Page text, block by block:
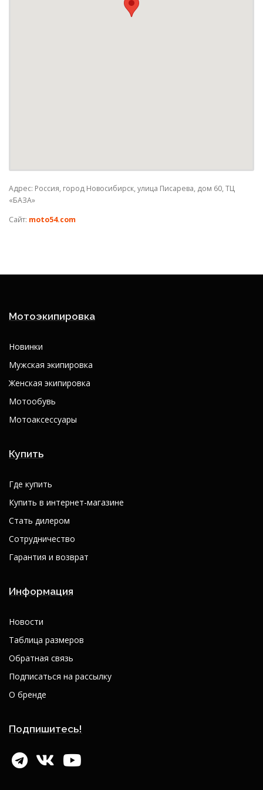
Адрес: Россия, город Новосибирск, улица Писарева, дом 60, ТЦ
«БАЗА»
Сайт: moto54.com
Мотоэкипировка
Новинки
Мужская экипировка
Женская экипировка
Мотообувь
Мотоаксессуары
Купить
Где купить
Купить в интернет-магазине
Стать дилером
Сотрудничество
Гарантия и возврат
Информация
Новости
Таблица размеров
Обратная связь
Подписаться на рассылку
О бренде
Подпишитесь!